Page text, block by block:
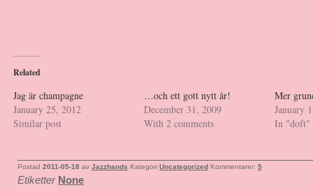
Related
Jag är champagne
January 25, 2012
Similar post
…och ett gott nytt år!
December 31, 2009
With 2 comments
Mer
January
In "doft"
Postad 2011-05-18 av Jazzhands Kategori Uncategorized Kommentarer: 5
Etiketter None